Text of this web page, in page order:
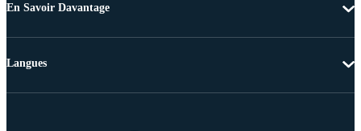
En Savoir Davantage
Langues